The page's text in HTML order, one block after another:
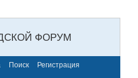
ФОРУМ
Поиск
Регистрация